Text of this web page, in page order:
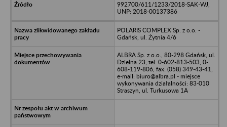
992700/611/1233/2018-SAK-WJ,
UNP: 2018-00137386
POLARIS COMPLEX Sp. z o.o. -
Gdańsk, ul. Żytnia 4/6
ALBRA Sp. z o.o., 80-298 Gdańsk, ul.
Dzielna 23, tel: 0-602-813-503, 0-
608-119-806, fax: (058) 349-43-41,
e-mail: biuro@albra.pl - miejsce
wykonywania działalności: 83-010
Straszyn, ul. Turkusowa 1A